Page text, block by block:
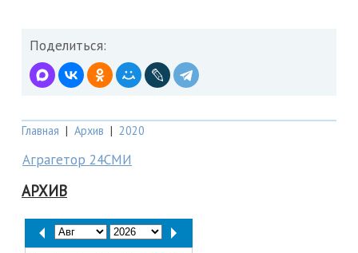
Поделиться:
Главная | Архив | 2020
Аграгетор 24СМИ
АРХИВ